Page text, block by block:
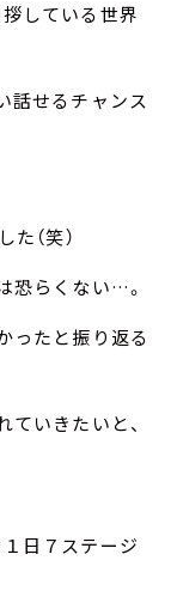
している世界
話せるチャンス
（笑）
恐らくない…。
ったと振り返る
いきたいと、
日７ステージ